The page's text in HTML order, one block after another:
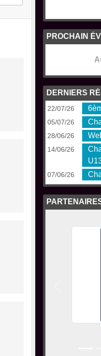
PROCHAIN
DERNIERS
22/07/26
05/07/26
28/06/26
14/06/26
07/06/26